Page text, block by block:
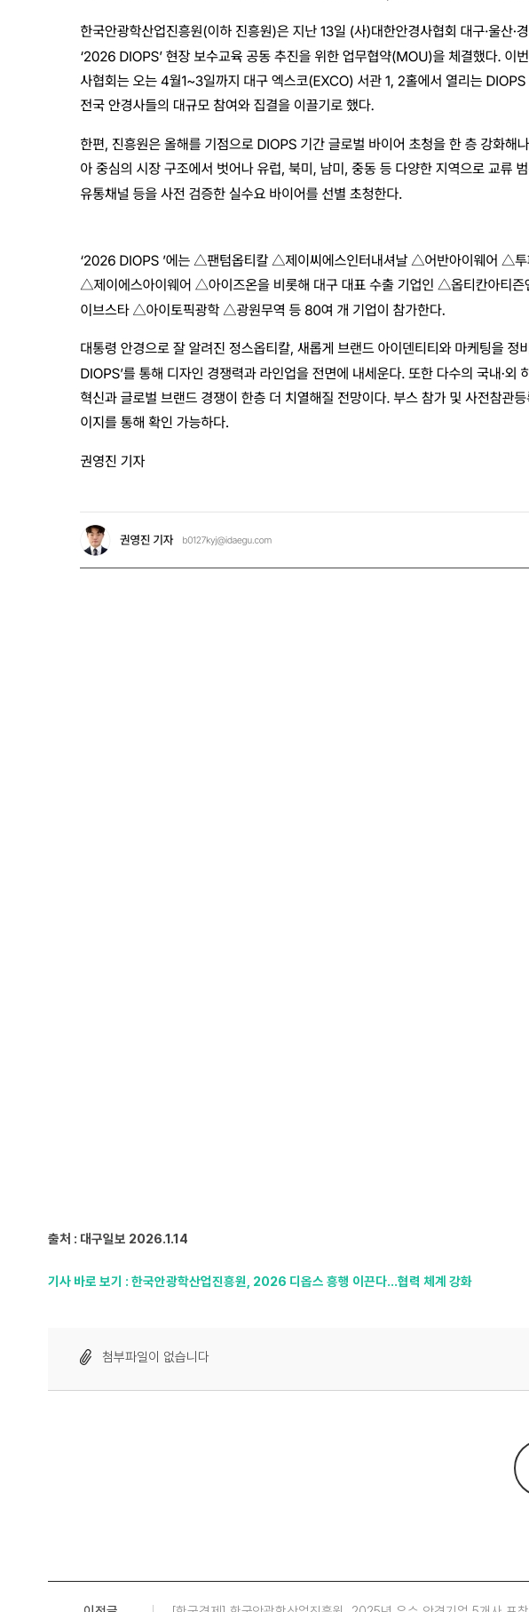
출처 : 대구일보 2026.1.14
기사 바로 보기 : 한국안광학산업진흥원, 2026 디옵스 흥행 이끈다…협력 체계 강화
첨부파일이 없습니다